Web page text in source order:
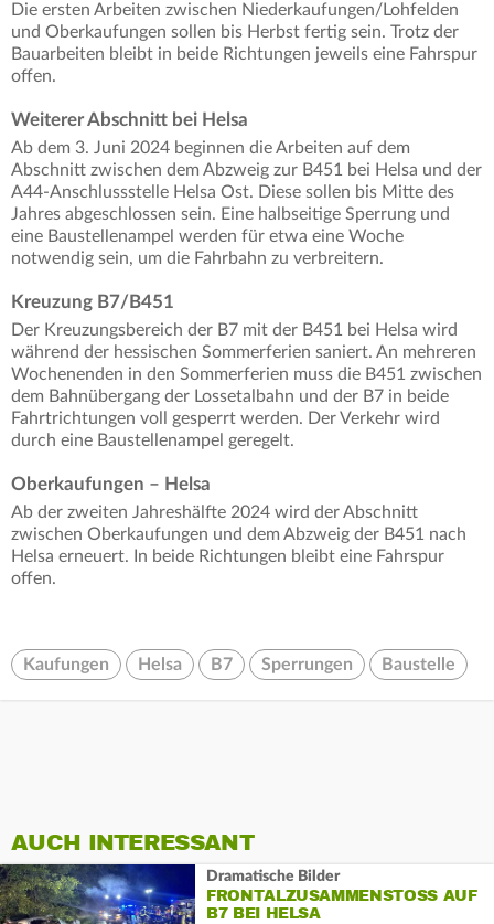
Die ersten Arbeiten zwischen Niederkaufungen/Lohfelden
und Oberkaufungen sollen bis Herbst fertig sein. Trotz der
Bauarbeiten bleibt in beide Richtungen jeweils eine Fahrspur
offen.
Weiterer Abschnitt bei Helsa
Ab dem 3. Juni 2024 beginnen die Arbeiten auf dem
Abschnitt zwischen dem Abzweig zur B451 bei Helsa und der
A44-Anschlussstelle Helsa Ost. Diese sollen bis Mitte des
Jahres abgeschlossen sein. Eine halbseitige Sperrung und
eine Baustellenampel werden für etwa eine Woche
notwendig sein, um die Fahrbahn zu verbreitern.
Kreuzung B7/B451
Der Kreuzungsbereich der B7 mit der B451 bei Helsa wird
während der hessischen Sommerferien saniert. An mehreren
Wochenenden in den Sommerferien muss die B451 zwischen
dem Bahnübergang der Lossetalbahn und der B7 in beide
Fahrtrichtungen voll gesperrt werden. Der Verkehr wird
durch eine Baustellenampel geregelt.
Oberkaufungen – Helsa
Ab der zweiten Jahreshälfte 2024 wird der Abschnitt
zwischen Oberkaufungen und dem Abzweig der B451 nach
Helsa erneuert. In beide Richtungen bleibt eine Fahrspur
offen.
Kaufungen Helsa B7 Sperrungen Baustelle
AUCH INTERESSANT
Dramatische Bilder
FRONTALZUSAMMENSTOSS AUF B
7 BEI HELSA